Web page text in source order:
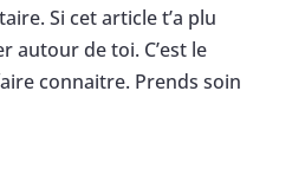
Si cet article t’a plu
autour de toi. C’est le
connaitre. Prends soin